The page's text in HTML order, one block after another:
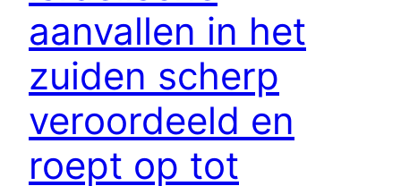
aanvallen in het
zuiden scherp
veroordeeld en
roept op tot